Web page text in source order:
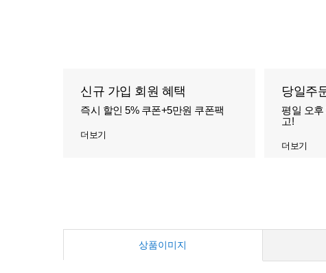
신규 가입 회원 혜택
즉시 할인 5% 쿠폰+5만원 쿠폰팩
더보기
당일주
평일 오
고!
더보기
상품이미지